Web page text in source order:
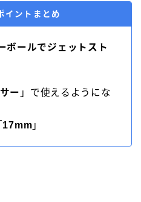
イントまとめ
ボールでジェットスト
ー 」で使えるようにな
17mm 」